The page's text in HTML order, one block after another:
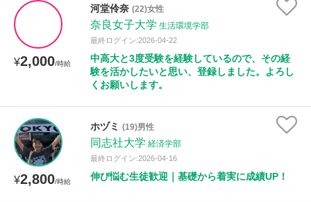
¥2,000/時給
河堂伶奈 (22)女性
奈良女子大学 生活環境学部
最終ログイン:2026-04-22
中高大と3度受験を経験しているので、その経
験を活かしたいと思い、登録しました。よろし
くお願いします。
¥2,800/時給
ホヅミ (19)男性
同志社大学 経済学部
最終ログイン:2026-04-16
伸び悩む生徒歓迎｜基礎から着実に成績UP！